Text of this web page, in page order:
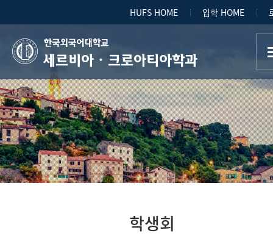
HUFS HOME 입학 HOME
세르비아ㆍ크로아티아학과
학생회